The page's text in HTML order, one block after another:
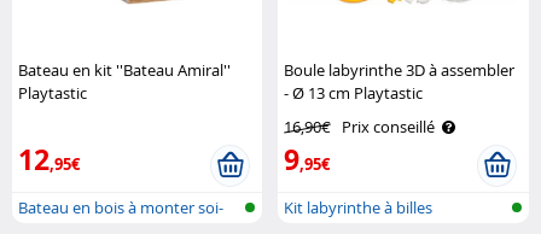
Bateau en kit ''Bateau Amiral''
Playtastic
12,95€
Bateau en bois à monter soi-
Boule labyrinthe 3D à assembler
- Ø 13 cm Playtastic
16,90€ Prix conseillé
9,95€
Kit labyrinthe à billes